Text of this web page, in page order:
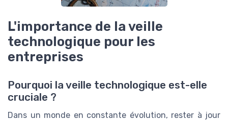
L'importance de la veille
technologique pour les
entreprises
Pourquoi la veille technologique est-elle
cruciale ?
Dans un monde en constante évolution, rester à jour